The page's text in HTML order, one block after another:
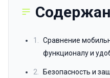
1.
Сравнение
функционалу и
2.
Безопасность и